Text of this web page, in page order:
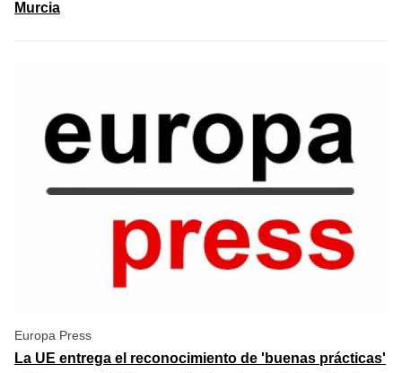
Murcia
Europa Press
La UE entrega el reconocimiento de 'buenas prácticas'